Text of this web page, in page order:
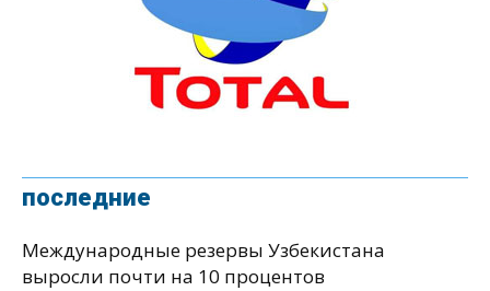
последние
Международные резервы Узбекистана
выросли почти на 10 процентов